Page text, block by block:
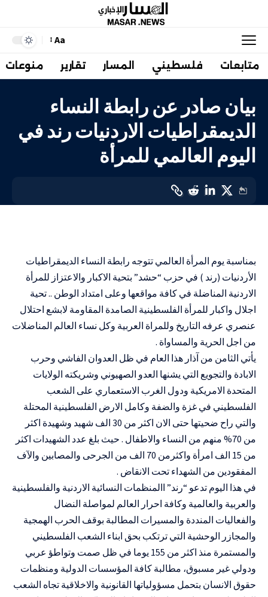
Aa
متابعات فلسطيني المسار تقارير منوعات
بيان صادر عن رابطة النساء
الديمقراطيات الاردنيات رند في
اليوم العالمي للمرأة
بمناسبة يوم المرأة العالمي تتوجه رابطة النساء الديمقراطيات
الأردنيات (رند ) في حزب “حشد” بتحية الاكبار والاعتزاز للمرأة
الاردنية المناضلة في كافة مواقعها وعلى امتداد الوطن .. تحية
اجلال واكبار للمرأة الفلسطينية الصامدة المقاومة لابشع احتلال
عنصري عرفه التاريخ وللمراة العربية وكل نساء العالم المناضلات
من اجل الحرية والمساواة .
يأتي الثامن من آذار هذا العام في ظل العدوان الفاشي وحرب
الابادة والتجويع التي يشنها العدو الصهيوني وشريكته الولايات
المتحدة الامريكية ودول الغرب الاستعماري على الشعب
الفلسطيني في غزة والضفة وكامل الارض الفلسطينية المحتلة
والتي راح ضحيتها حتى الان اكثر من 30 الف شهيد وشهيدة اكثر
من 70% منهم من النساء والاطفال . حيث بلغ عدد الشهيدات اكثر
من 15 الف امرأة واكثرمن 70 الف من الجرحى والمصابين والآف
المفقودين من الشهداء تحت الانقاض .
في هذا اليوم تدعو “رند” االمنظمات النسائية الاردنية والفلسطينية
والعربية والعالمية وكافة احرار العالم لمواصلة النضال
والفعاليات المنددة والمسيرات المطالبة بوقف الحرب الهمجية
والمجازر الوحشية التي ترتكب بحق ابناء الشعب الفلسطيني
والمستمرة منذ اكثر من 155 يوما في ظل صمت وتواطؤ عربي
ودولي غير مسبوق، مطالبة كافة المؤسسات الدولية ومنظمات
حقوق الانسان بتحمل مسؤولياتها القانونية والاخلاقية تجاه الشعب